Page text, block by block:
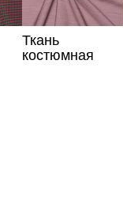
Ткань
костюмная